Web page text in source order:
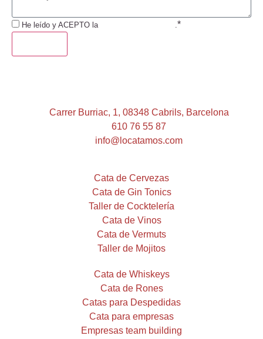
He leído y ACEPTO la .*
Carrer Burriac, 1, 08348 Cabrils, Barcelona
610 76 55 87
info@locatamos.com
Cata de Cervezas
Cata de Gin Tonics
Taller de Cocktelería
Cata de Vinos
Cata de Vermuts
Taller de Mojitos
Cata de Whiskeys
Cata de Rones
Catas para Despedidas
Cata para empresas
Empresas team building